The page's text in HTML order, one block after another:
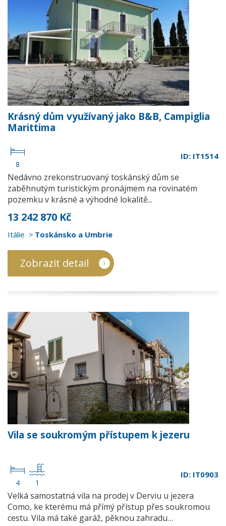
Krásný dům využívaný jako B&B, Campiglia
Marittima
8
ID: IT1514
Nedávno zrekonstruovaný toskánský dům se
zaběhnutým turistickým pronájmem na rovinatém
pozemku v krásné a výhodné lokalitě...
13 242 870 Kč
Itálie Toskánsko a Umbrie
Zobrazit detail
Vila se soukromým přístupem k jezeru
4 1
ID: IT0903
Velká samostatná vila na prodej v Derviu u jezera
Como, ke kterému má přímý přístup přes soukromou
cestu. Vila má také garáž, pěknou zahradu…